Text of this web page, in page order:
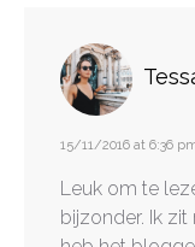
15/11/2016 at 6:36
Leuk om te
bijzonder. Ik